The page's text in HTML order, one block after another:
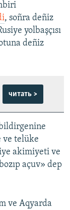
, soñra deñiz
yolbaşçısı
deñiz
читать >
ve telüke
akimiyeti ve
açuv» dep
ve Aqyarda